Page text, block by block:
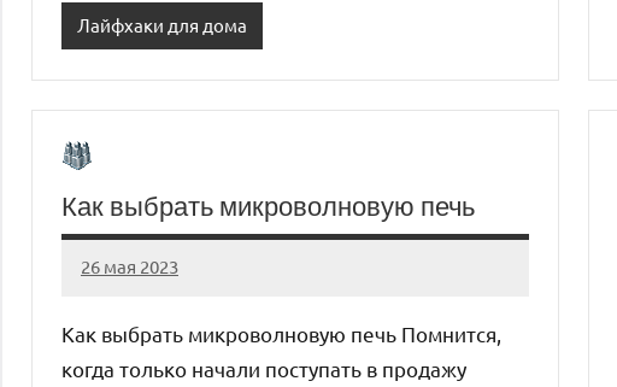
Лайфхаки для дома
Как выбрать микроволновую печь
26 мая 2023
organic63_ru
Нет
Как выбрать микроволновую печь Помнится,
когда только начали поступать в продажу